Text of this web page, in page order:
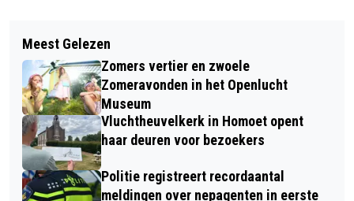
WERKZAAMHEDEN AAN
TACITUSBRUG (EWIJKSE BRUG)
ZORGEN VOOR OMLEIDING FIETSERS
PODOZORG ELST: DESKUNDIGE
VOETZORG MET DIRECTE
OPLOSSINGEN ONDER ÉÉN DAK
Meest Gelezen
Zomers vertier en zwoele
Zomeravonden in het Openlucht
Museum
Vluchtheuvelkerk in Homoet opent
haar deuren voor bezoekers
Politie registreert recordaantal
meldingen over nepagenten in eerste